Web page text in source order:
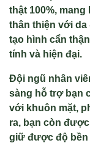
thật 100%, mang
thân thiện với
tạo hình cẩn
tính và hiện đại.
Đội ngũ nhân
sàng hỗ trợ bạn
với khuôn mặt,
ra, bạn còn
giữ được độ bền